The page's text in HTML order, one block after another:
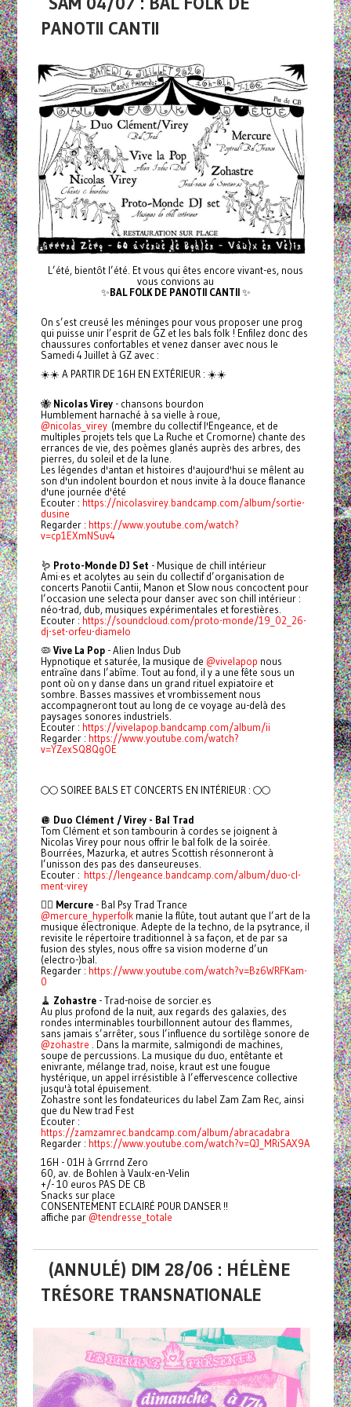
PANOTII CANTII
L’été, bientôt l’été. Et vous qui êtes encore vivant-es, nous
vous convions au
✨BAL FOLK DE PANOTII CANTII✨
On s’est creusé les méninges pour vous proposer une prog
qui puisse unir l’esprit de GZ et les bals folk ! Enfilez donc des
chaussures confortables et venez danser avec nous le
Samedi 4 Juillet à GZ avec :
☀️☀️ A PARTIR DE 16H EN EXTÉRIEUR : ☀️☀️
🐝Nicolas Virey- chansons bourdon
Humblement harnaché à sa vielle à roue,
@nicolas_virey(membre du collectif l'Engeance, et de
multiples projets tels que La Ruche et Cromorne) chante des
errances de vie, des poèmes glanés auprès des arbres, des
pierres, du soleil et de la lune.
Les légendes d'antan et histoires d'aujourd'hui se mêlent au
son d'un indolent bourdon et nous invite à la douce flanance
d'une journée d'été
Ecouter : https://nicolasvirey.bandcamp.com/album/sortie-
dusine
Regarder : https://www.youtube.com/watch?
v=cp1EXmNSuv4
🪱 Proto-Monde DJ Set - Musique de chill intérieur
Ami·es et acolytes au sein du collectif d’organisation de
concerts Panotii Cantii, Manon et Slow nous concoctent pour
l’occasion une selecta pour danser avec son chill intérieur :
néo-trad, dub, musiques expérimentales et forestières.
Ecouter : https://soundcloud.com/proto-monde/19_02_26-
dj-set-orfeu-diamelo
🦠Vive La Pop- Alien Indus Dub
Hypnotique et saturée, la musique de @vivelapop nous
entraîne dans l’abîme. Tout au fond, il y a une fête sous un
pont où on y danse dans un grand rituel expiatoire et
sombre. Basses massives et vrombissement nous
accompagneront tout au long de ce voyage au-delà des
paysages sonores industriels.
Ecouter : https://vivelapop.bandcamp.com/album/ii
Regarder : https://www.youtube.com/watch?
v=YZexSQ8QgOE
🌕🌕 SOIREE BALS ET CONCERTS EN INTÉRIEUR : 🌕🌕
🪩 Duo Clément / Virey - Bal Trad
Tom Clément et son tambourin à cordes se joignent à
Nicolas Virey pour nous offrir le bal folk de la soirée.
Bourrées, Mazurka, et autres Scottish résonneront à
l’unisson des pas des danseureuses.
Ecouter : https://lengeance.bandcamp.com/album/duo-cl-
ment-virey
🧚‍♂️ Mercure- Bal Psy Trad Trance
@mercure_hyperfolkmanie la flûte, tout autant que l’art de la
musique électronique. Adepte de la techno, de la psytrance, il
revisite le répertoire traditionnel à sa façon, et de par sa
fusion des styles, nous offre sa vision moderne d’un
(electro-)bal.
Regarder : https://www.youtube.com/watch?v=Bz6WRFKam-
0
🧹 Zohastre- Trad-noise de sorcier.es
Au plus profond de la nuit, aux regards des galaxies, des
rondes interminables tourbillonnent autour des flammes,
sans jamais s’arrêter, sous l’influence du sortilège sonore de
@zohastre . Dans la marmite, salmigondi de machines,
soupe de percussions. La musique du duo, entêtante et
enivrante, mélange trad, noise, kraut est une fougue
hystérique, un appel irrésistible à l’effervescence collective
jusqu'à total épuisement.
Zohastre sont les fondateurices du label Zam Zam Rec, ainsi
que du New trad Fest
Ecouter :
https://zamzamrec.bandcamp.com/album/abracadabra
Regarder : https://www.youtube.com/watch?v=QJ_MRiSAX9A
16H - 01H à Grrrnd Zero
60, av. de Bohlen à Vaulx-en-Velin
+/- 10 euros PAS DE CB
Snacks sur place
CONSENTEMENT ECLAIRÉ POUR DANSER !!
affiche par @tendresse_totale
(ANNULÉ) DIM 28/06 : HÉLÈNE
TRÉSORE TRANSNATIONALE